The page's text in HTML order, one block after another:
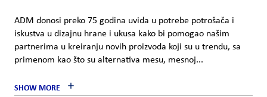
ADM donosi preko 75 godina uvida u potrebe potrošača i
iskustva u dizajnu hrane i ukusa kako bi pomogao našim
partnerima u kreiranju novih proizvoda koji su u trendu, sa
primenom kao što su alternativa mesu, mesnoj...
SHOW MORE